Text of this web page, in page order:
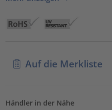
Auf die Merkliste
Händler in der Nähe